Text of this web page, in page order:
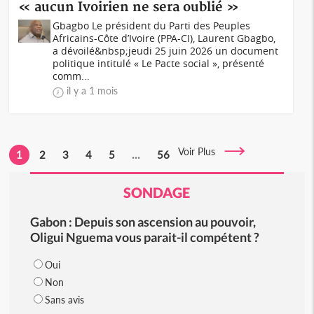
« aucun Ivoirien ne sera oublié »
Gbagbo Le président du Parti des Peuples
Africains-Côte d’Ivoire (PPA-CI), Laurent Gbagbo,
a dévoilé&nbsp;jeudi 25 juin 2026 un document
politique intitulé « Le Pacte social », présenté
comm...
il y a 1 mois
1 2 3 4 5 ... 56 Voir Plus
SONDAGE
Gabon : Depuis son ascension au pouvoir,
Oligui Nguema vous parait-il compétent ?
Oui
Non
Sans avis